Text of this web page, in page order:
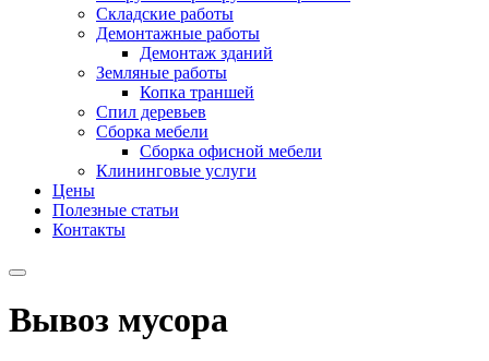
Складские работы
Демонтажные работы
Демонтаж зданий
Земляные работы
Копка траншей
Спил деревьев
Сборка мебели
Сборка офисной мебели
Клининговые услуги
Цены
Полезные статьи
Контакты
Вывоз мусора